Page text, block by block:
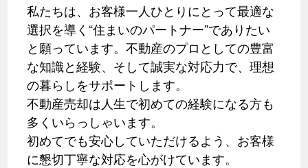
私たちは、お客様一人ひとりにとって最適な
選択を導く“住まいのパートナー”でありたい
と願っています。不動産のプロとしての豊富
な知識と経験、そして誠実な対応力で、理想
の暮らしをサポートします。
不動産売却は人生で初めての経験になる方も
多くいらっしゃいます。
初めてでも安心していただけるよう、お客様
に懇切丁寧な対応を心がけています。